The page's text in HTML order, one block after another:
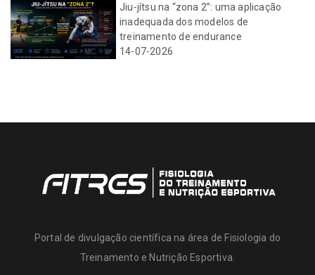
Jiu-jítsu na “zona 2”: uma aplicação
inadequada dos modelos de
treinamento de endurance
14-07-2026
Portal de divulgação científica na área de Fisiologia do
Treinamento e Nutrição Esportiva.